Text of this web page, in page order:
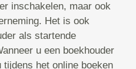
inschakelen, maar ook
Het is ook
als startende
u een boekhouder
het online boeken